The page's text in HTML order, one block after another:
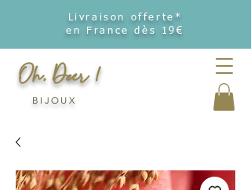
Livraison offerte*
en France dès 19€
Oh, Deer !
BIJOUX